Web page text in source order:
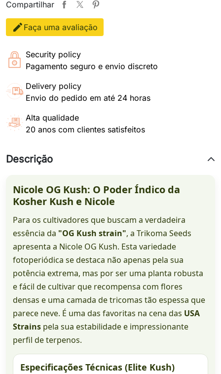
Compartilhar
Faça uma avaliação
Security policy
Pagamento seguro e envio discreto
Delivery policy
Envio do pedido em até 24 horas
Alta qualidade
20 anos com clientes satisfeitos
Descrição
Nicole OG Kush: O Poder Índico da
Kosher Kush e Nicole
Para os cultivadores que buscam a verdadeira
essência da "OG Kush strain", a Trikoma Seeds
apresenta a Nicole OG Kush. Esta variedade
fotoperiódica se destaca não apenas pela sua
potência extrema, mas por ser uma planta robusta
e fácil de cultivar que recompensa com flores
densas e uma camada de tricomas tão espessa que
parece neve. É uma das favoritas na cena das USA
Strains pela sua estabilidade e impressionante
perfil de terpenos.
Especificações Técnicas (Elite Kush)